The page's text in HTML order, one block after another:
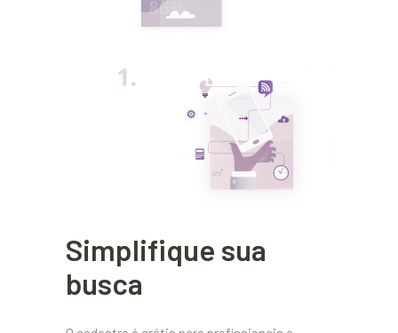
Simplifique sua
busca